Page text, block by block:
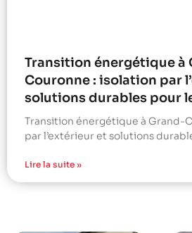
Transition énergétique à
Couronne : isolation par
solutions durables pour
Transition énergétique à Grand-
par l’extérieur et solutions
Lire la suite »